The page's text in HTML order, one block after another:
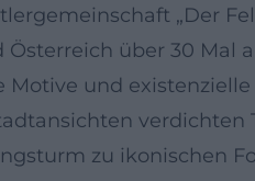
„Der
über 30 Mal
und existenzielle
verdichten
zu ikonischen